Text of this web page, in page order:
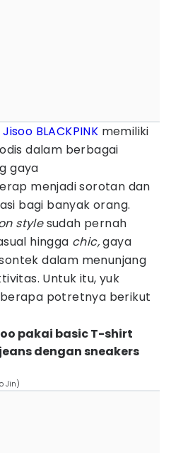
Jisoo BLACKPINK memiliki
dalam berbagai
gaya
menjadi sorotan dan
bagi banyak orang.
stylesudah pernah
hingga chic,gaya
dalam menunjang
Untuk itu, yuk
potretnya berikut
pakai basic T-shirt
dengan sneakers
Jin)